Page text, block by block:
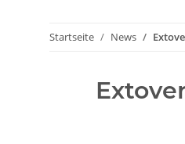
Startseite News